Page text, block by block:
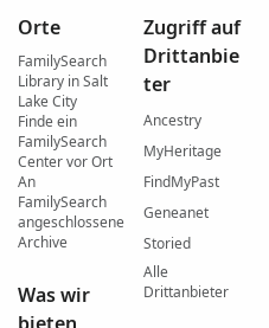
Orte
FamilySearch
Library in Salt
Lake City
Finde ein
FamilySearch
Center vor Ort
An
FamilySearch
angeschlossene
Archive
Was wir
Zugriff auf
Drittanbie
ter
Ancestry
MyHeritage
FindMyPast
Geneanet
Storied
Alle
Drittanbieter